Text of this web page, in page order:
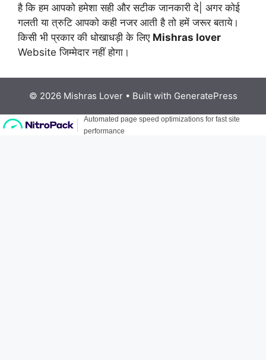
है कि हम आपको हमेशा सही और सटीक जानकारी दे| अगर कोई
गलती या त्रुटि आपको कही नजर आती है तो हमें जरूर बताये।
किसी भी प्रकार की धोखाधड़ी के लिए Mishras lover
Website जिम्मेदार नहीं होगा।
© 2026 Mishras Lover• Built with GeneratePress